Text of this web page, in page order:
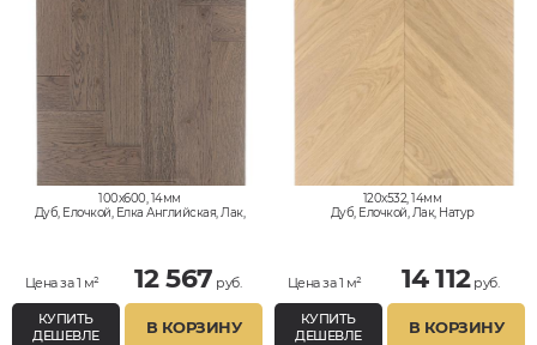
100x600, 14мм
Дуб, Елочкой, Елка Английская, Лак,
Цена за 1 м² 12 567 руб.
КУПИТЬ
ДЕШЕВЛЕ
В КОРЗИНУ
120x532, 14мм
Дуб, Елочкой, Лак, Натур
Цена за 1 м² 14 112руб.
КУПИТЬ
ДЕШЕВЛЕ
В КОРЗИНУ